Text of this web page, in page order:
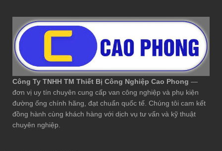
Công Ty TNHH TM Thiết Bị Công Nghiệp Cao Phong —
đơn vị uy tín chuyên cung cấp van công nghiệp và phụ kiện
đường ống chính hãng, đạt chuẩn quốc tế. Chúng tôi cam kết
đồng hành cùng khách hàng với dịch vụ tư vấn và kỹ thuật
chuyên nghiệp.